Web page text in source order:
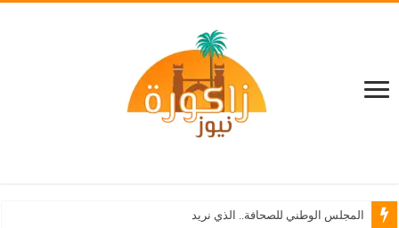
المجلس الوطني للصحافة.. الذي نريد